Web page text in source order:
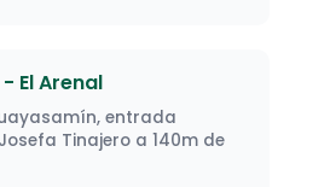
El Arenal
entrada
Tinajero a 140m de